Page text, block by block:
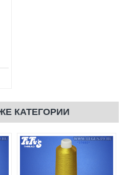
КАТЕГОРИИ